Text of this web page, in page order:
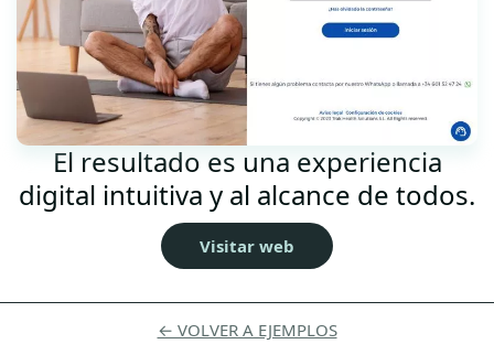
El resultado es una experiencia
digital intuitiva y al alcance de todos.
Visitar web
← VOLVER A EJEMPLOS